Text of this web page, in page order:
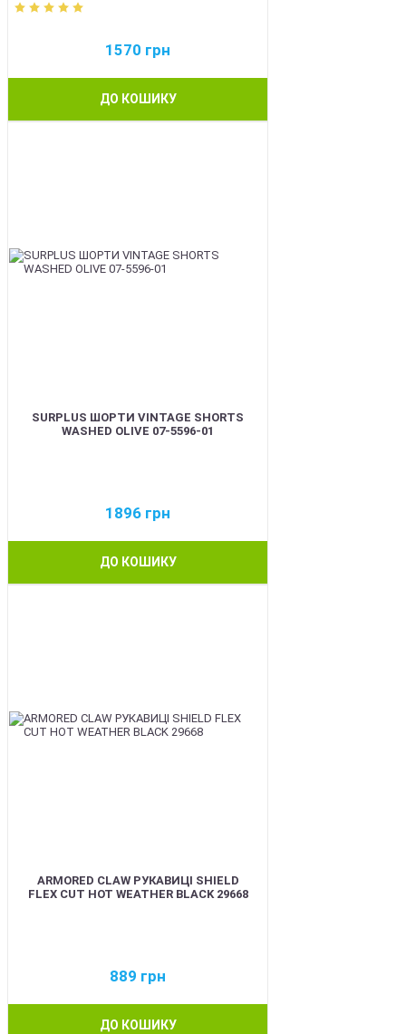
1570 грн
ДО КОШИКУ
SURPLUS ШОРТИ VINTAGE SHORTS
WASHED OLIVE 07-5596-01
1896 грн
ДО КОШИКУ
ARMORED CLAW РУКАВИЦІ SHIELD
FLEX CUT HOT WEATHER BLACK 29668
889 грн
ДО КОШИКУ